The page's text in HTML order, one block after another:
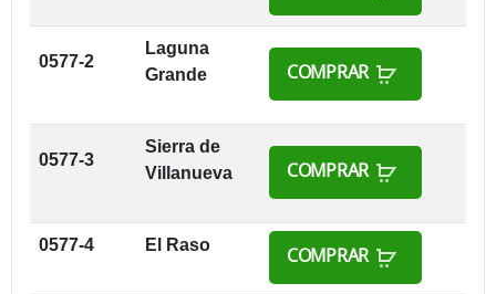
0577-2
Laguna
Grande
COMPRAR
0577-3
Sierra de
Villanueva
COMPRAR
0577-4 El Raso COMPRAR